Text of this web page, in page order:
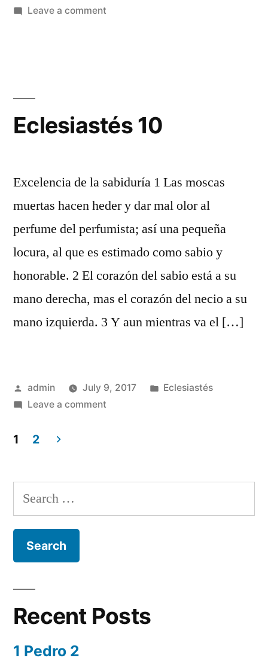
by
Leave a commenton
Eclesiastés 10
Excelencia de la sabiduría 1 Las moscas
muertas hacen heder y dar mal olor al
perfume del perfumista; así una pequeña
locura, al que es estimado como sabio y
honorable. 2 El corazón del sabio está a su
mano derecha, mas el corazón del necio a su
mano izquierda. 3 Y aun mientras va el […]
Posted
by
admin July 9, 2017
Posted
Eclesiastés
Leave a commenton
navigation
1 2
Search
for:
Recent Posts
1 Pedro 2